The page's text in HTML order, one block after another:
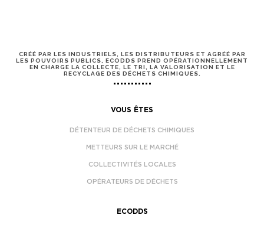
CRÉÉ PAR LES INDUSTRIELS, LES DISTRIBUTEURS ET AGRÉÉ PAR
LES POUVOIRS PUBLICS, ECODDS PREND OPÉRATIONNELLEMENT
EN CHARGE LA COLLECTE, LE TRI, LA VALORISATION ET LE
RECYCLAGE DES DÉCHETS CHIMIQUES.
VOUS ÊTES
DÉTENTEUR DE DÉCHETS CHIMIQUES
METTEURS SUR LE MARCHÉ
COLLECTIVITÉS LOCALES
OPÉRATEURS DE DÉCHETS
ECODDS